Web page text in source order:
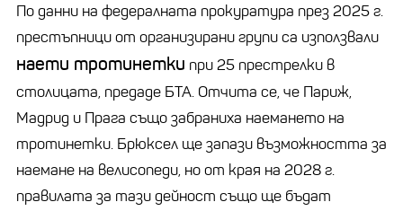
По данни на федералната прокуратура през 2025 г.
престъпници от организирани групи са използвали
наети тротинетки при 25 престрелки в
столицата, предаде БТА. Отчита се, че Париж,
Мадрид и Прага също забраниха наемането на
тротинетки. Брюксел ще запази възможността за
наемане на велисопеди, но от края на 2028 г.
правилата за тази дейност също ще бъдат